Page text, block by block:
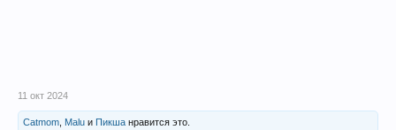
11 окт 2024
Catmom Malu и Пикша нравится это.